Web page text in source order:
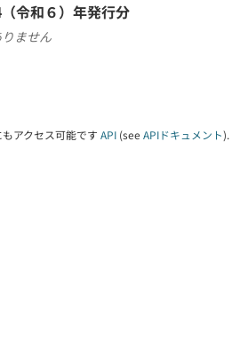
令和６）年発行分
ません
アクセス可能です API (see APIドキュメント).